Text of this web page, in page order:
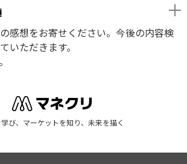
感想をお寄せください。今後の内容検
いただきます。
び、マーケットを知り、未来を描く